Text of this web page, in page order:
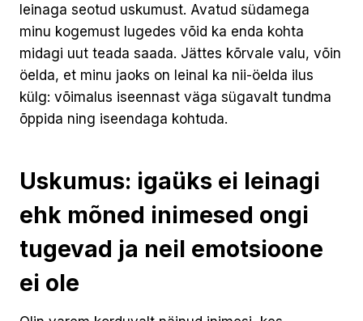
leinaga seotud uskumust. Avatud südamega
minu kogemust lugedes võid ka enda kohta
midagi uut teada saada. Jättes kõrvale valu, võin
öelda, et minu jaoks on leinal ka nii-öelda ilus
külg: võimalus iseennast väga sügavalt tundma
õppida ning iseendaga kohtuda.
Uskumus: igaüks ei leinagi
ehk mõned inimesed ongi
tugevad ja neil emotsioone
ei ole